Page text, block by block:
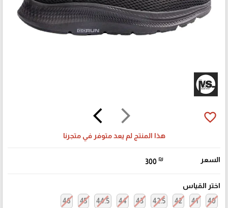
arrow_forward_ios
arrow_back_ios favorite_border
هذا المنتج لم يعد متوفر في متجرنا
السعر 300 ₪
اختر القياس
40
41
42
42.5
43
44
44.5
45
46